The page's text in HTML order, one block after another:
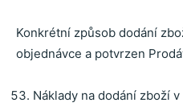
Konkrétní způsob dodání
objednávce a potvrzen
Náklady na dodání zboží